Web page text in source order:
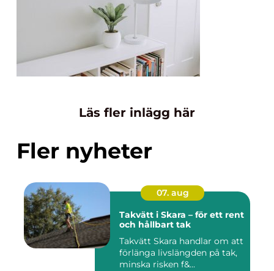
Läs fler inlägg här
Fler nyheter
07. aug
Takvätt i Skara – för ett rent
och hållbart tak
Takvätt Skara handlar om att
förlänga livslängden på tak,
minska risken f&...